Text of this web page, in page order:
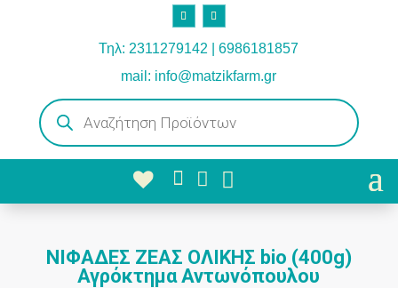
Τηλ: 2311279142 | 6986181857
mail: info@matzikfarm.gr
Products
search
  
ΝΙΦΑΔΕΣ ΖΕΑΣ ΟΛΙΚΗΣ bio (400g)
Αγρόκτημα Αντωνόπουλου